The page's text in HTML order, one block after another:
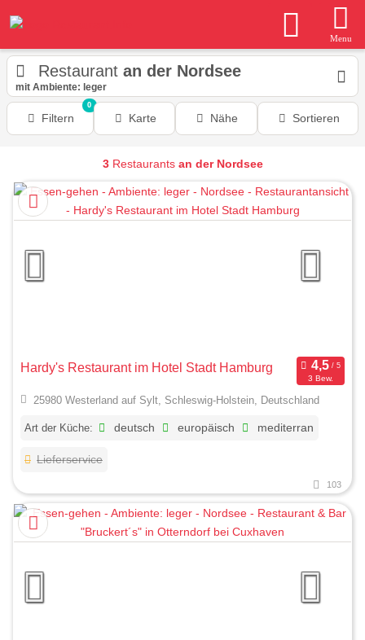
Menu
Restaurant an der Nordsee
mit Ambiente: leger
Filtern
0
Karte Nähe Sortieren
3Restaurants an der Nordsee
Hardy's Restaurant im Hotel Stadt Hamburg
3 Bew.
25980 Westerland auf Sylt, Schleswig-Holstein, Deutschland
Art der Küche: deutsch europäisch mediterran
Lieferservice
103